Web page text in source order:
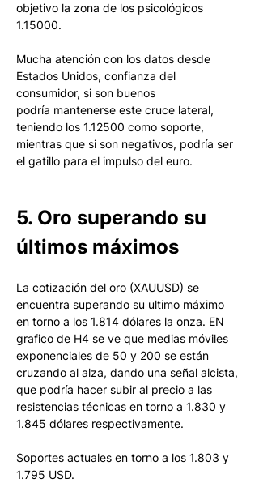
objetivo la zona de los psicológicos
1.15000.
Mucha atención con los datos desde
Estados Unidos, confianza del
consumidor, si son buenos
podría mantenerse este cruce lateral,
teniendo los 1.12500 como soporte,
mientras que si son negativos, podría ser
el gatillo para el impulso del euro.
5. Oro superando su
últimos máximos
La cotización del oro (XAUUSD) se
encuentra superando su ultimo máximo
en torno a los 1.814 dólares la onza. EN
grafico de H4 se ve que medias móviles
exponenciales de 50 y 200 se están
cruzando al alza, dando una señal alcista,
que podría hacer subir al precio a las
resistencias técnicas en torno a 1.830 y
1.845 dólares respectivamente.
Soportes actuales en torno a los 1.803 y
1.795 USD.